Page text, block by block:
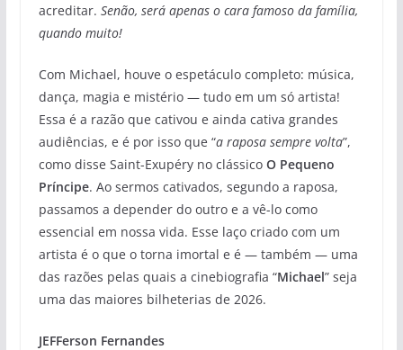
acreditar. Senão, será apenas o cara famoso da família,
quando muito!
Com Michael, houve o espetáculo completo: música,
dança, magia e mistério — tudo em um só artista!
Essa é a razão que cativou e ainda cativa grandes
audiências, e é por isso que “a raposa sempre volta”,
como disse Saint-Exupéry no clássico O Pequeno
Príncipe. Ao sermos cativados, segundo a raposa,
passamos a depender do outro e a vê-lo como
essencial em nossa vida. Esse laço criado com um
artista é o que o torna imortal e é — também — uma
das razões pelas quais a cinebiografia “Michael” seja
uma das maiores bilheterias de 2026.
JEFFerson Fernandes